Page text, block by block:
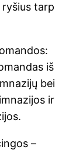
tarp
iš
bei
ir
–